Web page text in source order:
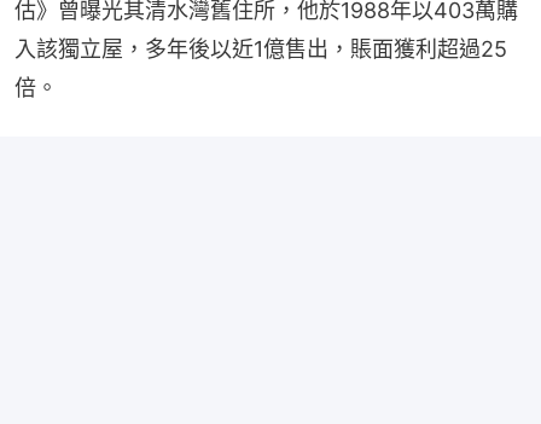
估》曾曝光其清水灣舊住所，他於1988年以403萬購
入該獨立屋，多年後以近1億售出，賬面獲利超過25
倍。